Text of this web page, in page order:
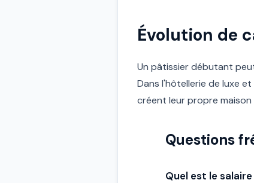
Évolution de
Un pâtissier débutant
Dans l'hôtellerie de luxe
créent leur propre
Questions
Quel est le